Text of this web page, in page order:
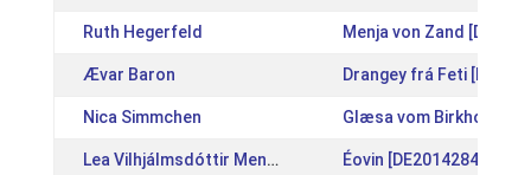
Ruth Hegerfeld Menja von Zand
Ævar Baron Drangey frá Feti
Nica Simmchen Glæsa vom Birkholz
Lea Vilhjálmsdóttir Menzinger Éovin [DE2014284459]